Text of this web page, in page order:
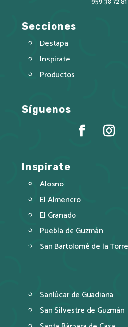
959 38 72 81
Secciones
Destapa
Inspírate
Productos
Síguenos
Inspírate
Alosno
El Almendro
El Granado
Puebla de Guzmán
San Bartolomé de la Torre
Sanlúcar de Guadiana
San Silvestre de Guzmán